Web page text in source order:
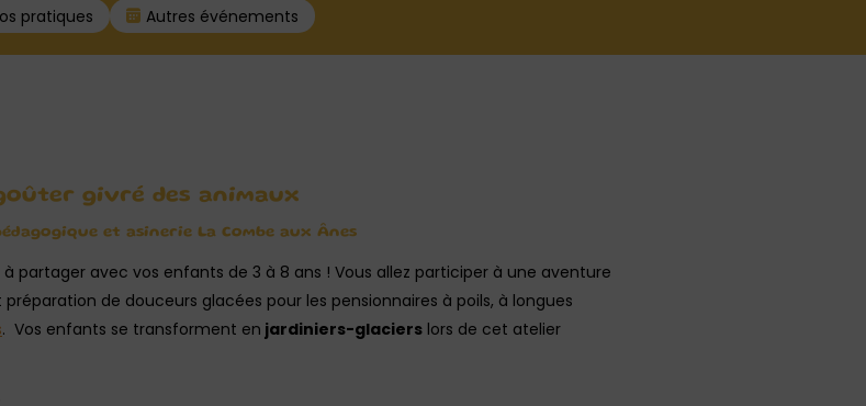
pratiques Autres événements
givré des animaux
et asinerie La Combe aux Ânes
partager avec vos enfants de 3 à 8 ans ! Vous allez participer à une aventure
de douceurs glacées pour les pensionnaires à poils, à longues
. Vos enfants se transforment en jardiniers-glaciers lors de cet atelier